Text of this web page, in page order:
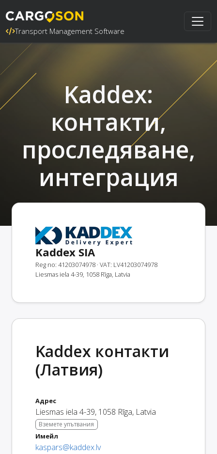
Transport Management Software
Kaddex:
контакти,
проследяване,
интеграция
Kaddex SIA
Reg no: 41203074978 · VAT: LV41203074978
Liesmas iela 4-39, 1058 Rīga, Latvia
Kaddex контакти
(Латвия)
Адрес
Liesmas iela 4-39, 1058 Rīga, Latvia
Вземете упътвания
Имейл
kaspars@kaddex.lv